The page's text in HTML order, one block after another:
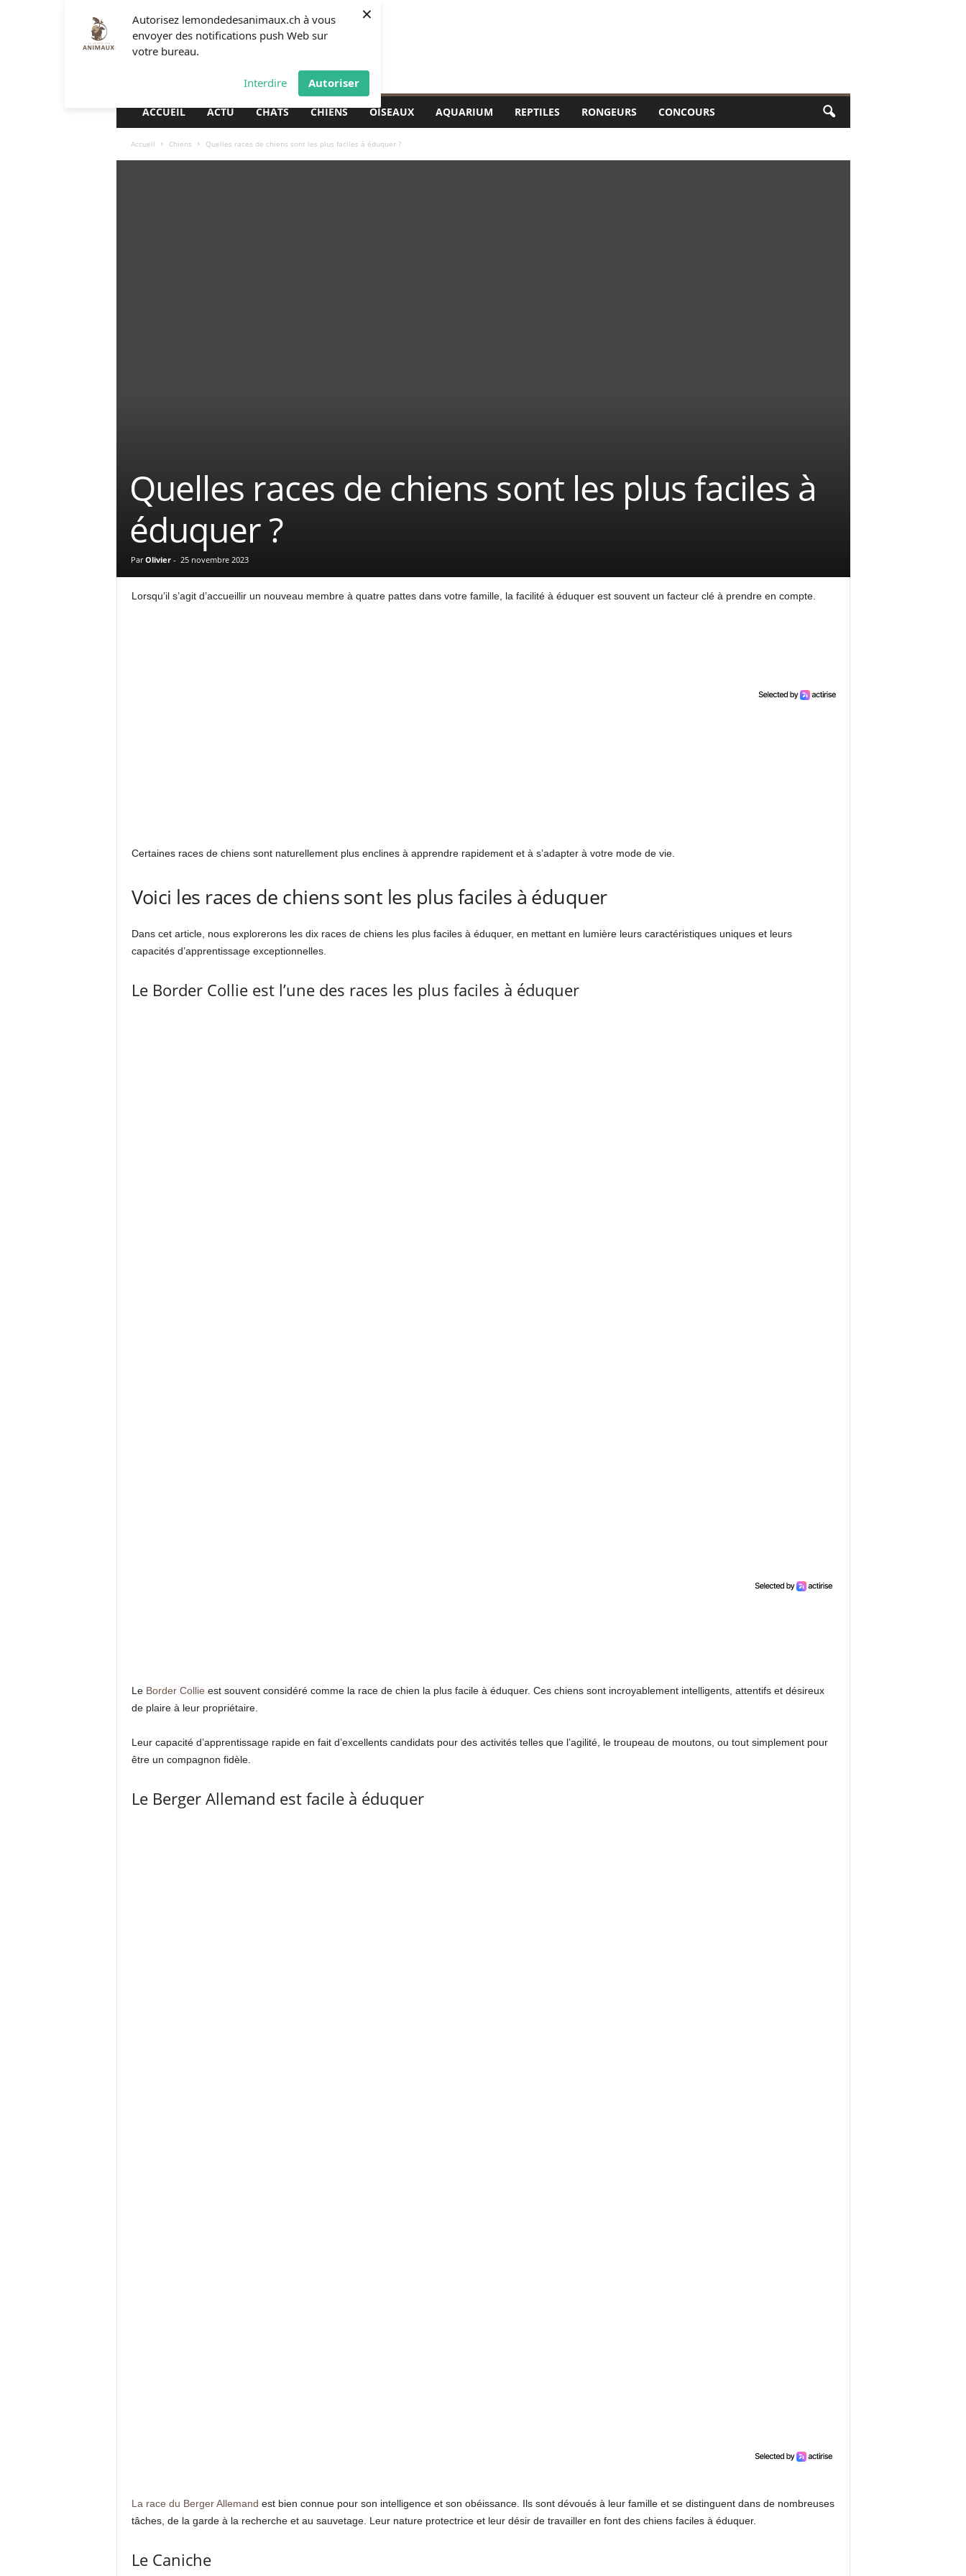
Autorisez lemondedesanimaux.ch à vous
envoyer des notifications push Web sur
votre bureau.
Interdire Autoriser
×
a
ACCUEIL ACTU CHATS CHIENS OISEAUX AQUARIUM REPTILES RONGEURS CONCOURS
Accueil Chiens Quelles races de chiens sont les plus faciles à éduquer ?
Quelles races de chiens sont les plus faciles à
éduquer ?
Par Olivier - 25 novembre 2023
Lorsqu’il s’agit d’accueillir un nouveau membre à quatre pattes dans votre famille, la facilité à éduquer est souvent un facteur clé à prendre en compte.
Certaines races de chiens sont naturellement plus enclines à apprendre rapidement et à s’adapter à votre mode de vie.
Voici les races de chiens sont les plus faciles à éduquer
Dans cet article, nous explorerons les dix races de chiens les plus faciles à éduquer, en mettant en lumière leurs caractéristiques uniques et leurs
capacités d’apprentissage exceptionnelles.
Le Border Collie est l’une des races les plus faciles à éduquer
Le Border Collie est souvent considéré comme la race de chien la plus facile à éduquer. Ces chiens sont incroyablement intelligents, attentifs et désireux
de plaire à leur propriétaire.
Leur capacité d’apprentissage rapide en fait d’excellents candidats pour des activités telles que l’agilité, le troupeau de moutons, ou tout simplement pour
être un compagnon fidèle.
Le Berger Allemand est facile à éduquer
La race du Berger Allemand est bien connue pour son intelligence et son obéissance. Ils sont dévoués à leur famille et se distinguent dans de nombreuses
tâches, de la garde à la recherche et au sauvetage. Leur nature protectrice et leur désir de travailler en font des chiens faciles à éduquer.
Le Caniche